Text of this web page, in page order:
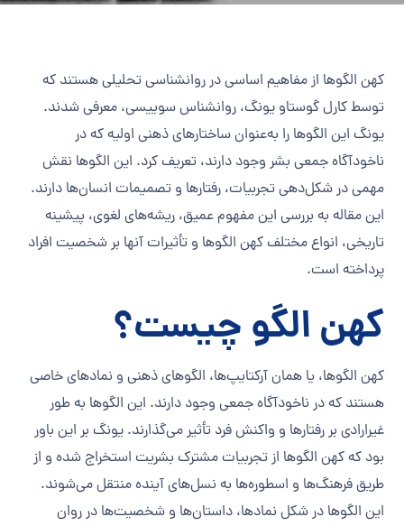
کهن الگوها از مفاهیم اساسی در روانشناسی تحلیلی هستند که
توسط کارل گوستاو یونگ، روانشناس سوییسی، معرفی شدند.
یونگ این الگوها را به‌عنوان ساختارهای ذهنی اولیه که در
ناخودآگاه جمعی بشر وجود دارند، تعریف کرد. این الگوها نقش
مهمی در شکل‌دهی تجربیات، رفتارها و تصمیمات انسان‌ها دارند.
این مقاله به بررسی این مفهوم عمیق، ریشه‌های لغوی، پیشینه
تاریخی، انواع مختلف کهن الگوها و تأثیرات آنها بر شخصیت افراد
پرداخته است.
کهن الگو چیست؟
کهن الگوها، یا همان آرکتایپ‌ها، الگوهای ذهنی و نمادهای خاصی
هستند که در ناخودآگاه جمعی وجود دارند. این الگوها به طور
غیرارادی بر رفتارها و واکنش‌ فرد تأثیر می‌گذارند. یونگ بر این باور
بود که کهن الگوها از تجربیات مشترک بشریت استخراج شده و از
طریق فرهنگ‌ها و اسطوره‌ها به نسل‌های آینده منتقل می‌شوند.
این الگوها در شکل نمادها، داستان‌ها و شخصیت‌ها در روان